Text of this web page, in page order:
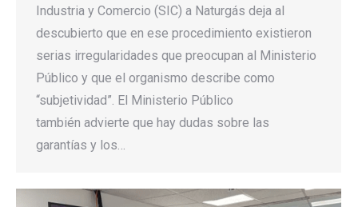
Industria y Comercio (SIC) a Naturgás deja al
descubierto que en ese procedimiento existieron
serias irregularidades que preocupan al Ministerio
Público y que el organismo describe como
“subjetividad”. El Ministerio Público
también advierte que hay dudas sobre las
garantías y los…